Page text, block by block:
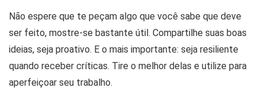
Não espere que te peçam algo que você sabe que deve
ser feito, mostre-se bastante útil. Compartilhe suas boas
ideias, seja proativo. E o mais importante: seja resiliente
quando receber críticas. Tire o melhor delas e utilize para
aperfeiçoar seu trabalho.